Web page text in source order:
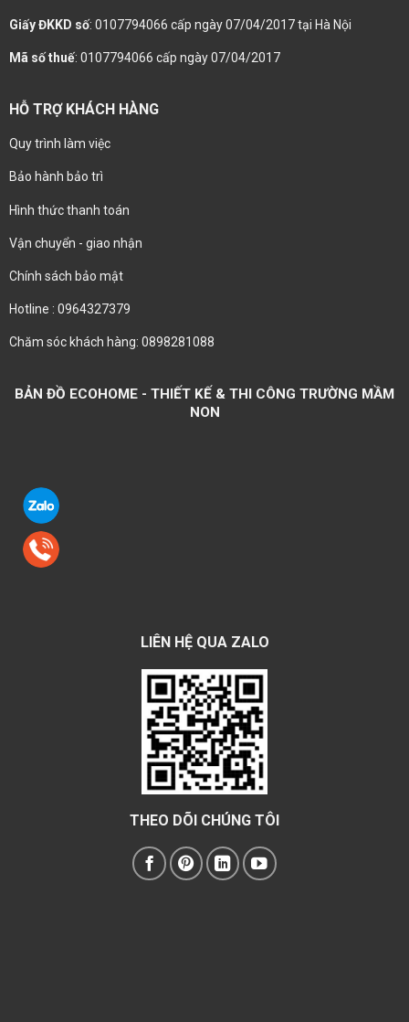
Giấy ĐKKD số: 0107794066 cấp ngày 07/04/2017 tại Hà Nội
Mã số thuế: 0107794066 cấp ngày 07/04/2017
HỖ TRỢ KHÁCH HÀNG
Quy trình làm việc
Bảo hành bảo trì
Hình thức thanh toán
Vận chuyển - giao nhận
Chính sách bảo mật
Hotline : 0964327379
Chăm sóc khách hàng: 0898281088
BẢN ĐỒ ECOHOME - THIẾT KẾ & THI CÔNG TRƯỜNG MẦM
NON
LIÊN HỆ QUA ZALO
THEO DÕI CHÚNG TÔI